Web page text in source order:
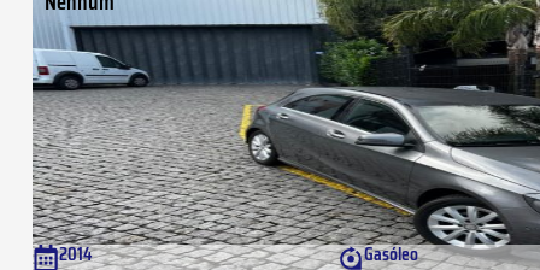
2014 Gasóleo